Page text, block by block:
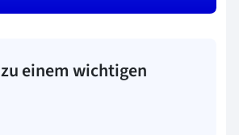
einem wichtigen